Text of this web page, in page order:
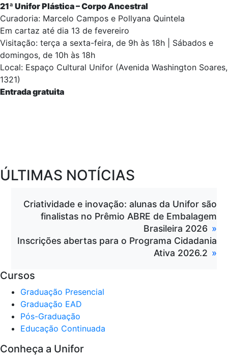
21ª Unifor Plástica – Corpo Ancestral
Curadoria: Marcelo Campos e Pollyana Quintela
Em cartaz até dia 13 de fevereiro
Visitação: terça a sexta-feira, de 9h às 18h | Sábados e
domingos, de 10h às 18h
Local: Espaço Cultural Unifor (Avenida Washington Soares,
1321)
Entrada gratuita
ÚLTIMAS NOTÍCIAS
Criatividade e inovação: alunas da Unifor são
finalistas no Prêmio ABRE de Embalagem
Brasileira 2026
Inscrições abertas para o Programa Cidadania
Ativa 2026.2
Cursos
Graduação Presencial
Graduação EAD
Pós-Graduação
Educação Continuada
Conheça a Unifor